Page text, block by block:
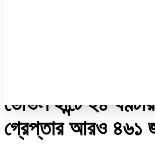
ডেভিল হান্টে ২৪ ঘণ্টায়
গ্রেপ্তার আরও ৪৬১